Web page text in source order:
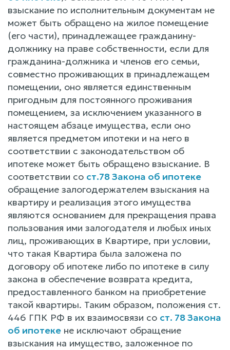
взыскание по исполнительным документам не
может быть обращено на жилое помещение
(его части), принадлежащее гражданину-
должнику на праве собственности, если для
гражданина-должника и членов его семьи,
совместно проживающих в принадлежащем
помещении, оно является единственным
пригодным для постоянного проживания
помещением, за исключением указанного в
настоящем абзаце имущества, если оно
является предметом ипотеки и на него в
соответствии с законодательством об
ипотеке может быть обращено взыскание. В
соответствии со ст.78 Закона об ипотеке
обращение залогодержателем взыскания на
квартиру и реализация этого имущества
являются основанием для прекращения права
пользования ими залогодателя и любых иных
лиц, проживающих в Квартире, при условии,
что такая Квартира была заложена по
договору об ипотеке либо по ипотеке в силу
закона в обеспечение возврата кредита,
предоставленного банком на приобретение
такой квартиры. Таким образом, положения ст.
446 ГПК РФ в их взаимосвязи со ст. 78 Закона
об ипотеке не исключают обращение
взыскания на имущество, заложенное по